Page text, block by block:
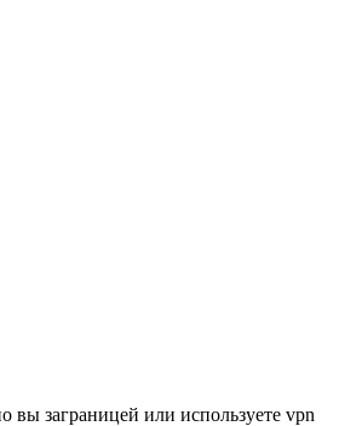
заграницей или используете vpn